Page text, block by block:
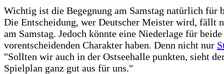
Wichtig ist die Begegnung am Samstag natürlich für
Die Entscheidung, wer Deutscher Meister wird, fällt
am Samstag. Jedoch könnte eine Niederlage für
vorentscheidenden Charakter haben. Denn nicht nur
"Sollten wir auch in der Ostseehalle punkten, sieht
Spielplan ganz gut aus für uns."